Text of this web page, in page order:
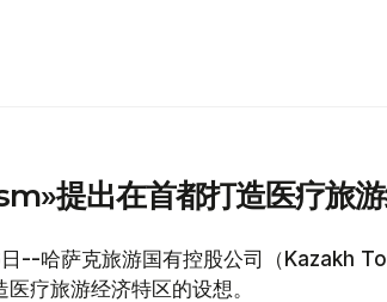
提出在首都打造医疗旅
--哈萨克旅游国有控股公司（Kazakh
疗旅游经济特区的设想。